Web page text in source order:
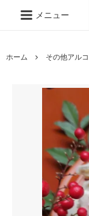
メニュー
ホーム その他アル